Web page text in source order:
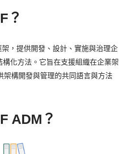
？
，提供開發、設計、實施與治理企
化方法。它旨在支援組織在企業架
架構開發與管理的共同語言與方法
ADM？